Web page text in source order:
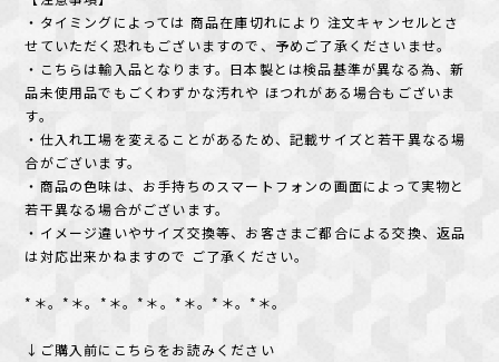
・タイミングによっては 商品在庫切れにより 注文キャンセルとさ
せていただく恐れもございますので、予めご了承くださいませ。
・こちらは輸入品となります。日本製とは検品基準が異なる為、新
品未使用品でもごくわずかな汚れや ほつれがある場合もございま
す。
・仕入れ工場を変えることがあるため、記載サイズと若干異なる場
合がございます。
・商品の色味は、お手持ちのスマートフォンの画面によって実物と
若干異なる場合がございます。
・イメージ違いやサイズ交換等、お客さまご都合による交換、返品
は対応出来かねますので ご了承ください。
*＊。*＊。*＊。*＊。*＊。*＊。*＊。
↓ご購入前にこちらをお読みください